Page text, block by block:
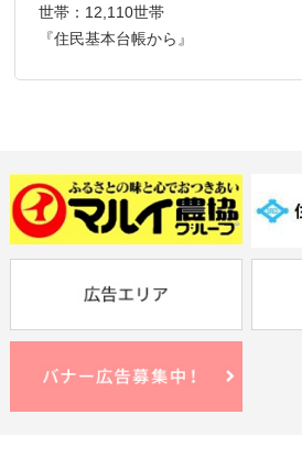
世帯：12,110世帯
『住民基本台帳から』